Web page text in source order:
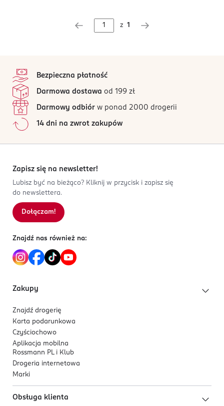
z 1
Bezpieczna płatność
Darmowa dostawa od 199 zł
Darmowy odbiór w ponad 2000 drogerii
14 dni na zwrot zakupów
Zapisz się na newsletter!
Lubisz być na bieżąco? Kliknij w przycisk i zapisz się
do newslettera.
Dołączam!
Znajdź nas również na:
Zakupy
Znajdź drogerię
Karta podarunkowa
Czyściochowo
Aplikacja mobilna
Rossmann PL i Klub
Drogeria internetowa
Marki
Obsługa klienta